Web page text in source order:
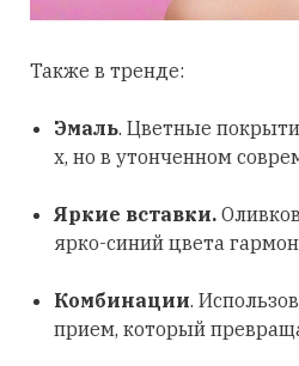
Также в тренде:
Эмаль. Цветные
х, но в утонченном
Яркие вставки.
ярко-синий цвета
Комбинации.
прием, который